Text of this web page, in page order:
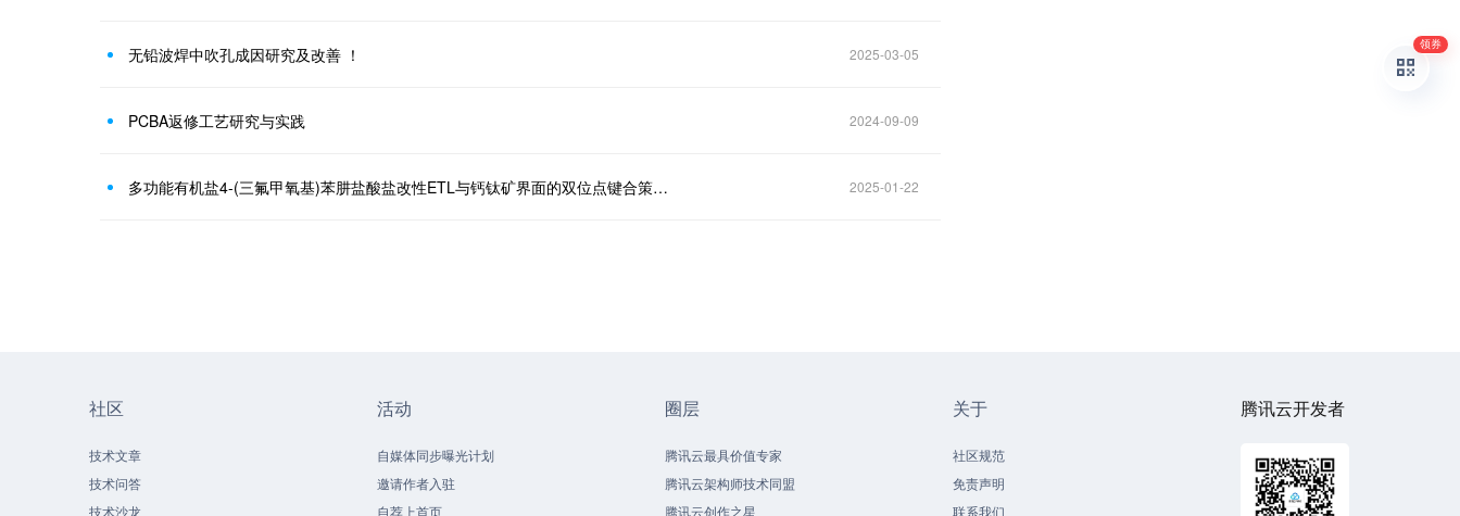
无铅波焊中吹孔成因研究及改善 ！ 2025-03-05
PCBA返修工艺研究与实践 2024-09-09
多功能有机盐4-(三氟甲氧基)苯肼盐酸盐改性ETL与钙钛矿界面的双位点键合策略，打造坚固的柔性器件北京大学徐东升团队Angew 2025-01-22
社区
技术文章
技术问答
技术沙龙
活动
自媒体同步曝光计划
邀请作者入驻
自荐上首页
圈层
腾讯云最具价值专家
腾讯云架构师技术同盟
腾讯云创作之星
关于
社区规范
免责声明
联系我们
腾讯云开发者
领券